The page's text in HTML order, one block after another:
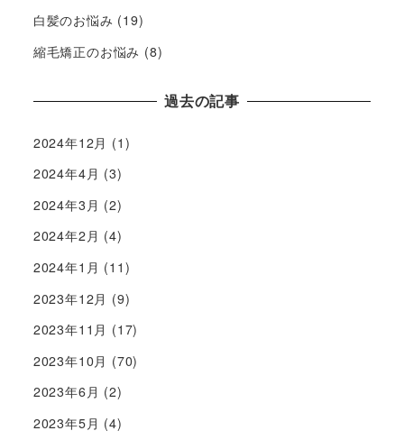
白髪のお悩み (19)
縮毛矯正のお悩み (8)
過去の記事
2024年12月 (1)
2024年4月 (3)
2024年3月 (2)
2024年2月 (4)
2024年1月 (11)
2023年12月 (9)
2023年11月 (17)
2023年10月 (70)
2023年6月 (2)
2023年5月 (4)